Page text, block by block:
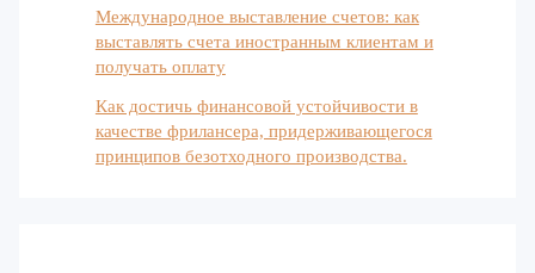
Международное выставление счетов: как
выставлять счета иностранным клиентам и
получать оплату
Как достичь финансовой устойчивости в
качестве фрилансера, придерживающегося
принципов безотходного производства.